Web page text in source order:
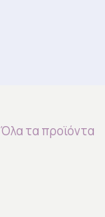
Όλα τα προϊόντα